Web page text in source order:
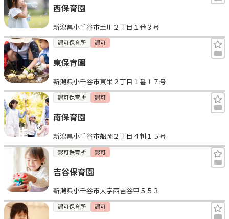
エンクルの特徴と活用方法
コラム
お知らせ
西保育園
新潟県小千谷市土川２丁目１番３号
認可保育所 認可
東保育園
新潟県小千谷市東栄２丁目１番１７号
認可保育所 認可
南保育園
新潟県小千谷市船岡２丁目４判１５号
認可保育所 認可
吉谷保育園
新潟県小千谷市大字西吉谷甲５５３
認可保育所 認可